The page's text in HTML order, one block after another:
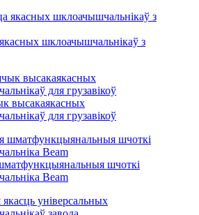
шклоачышчальнікаў з
высакаякасных
для грузавікоў
шчоткі
Beam